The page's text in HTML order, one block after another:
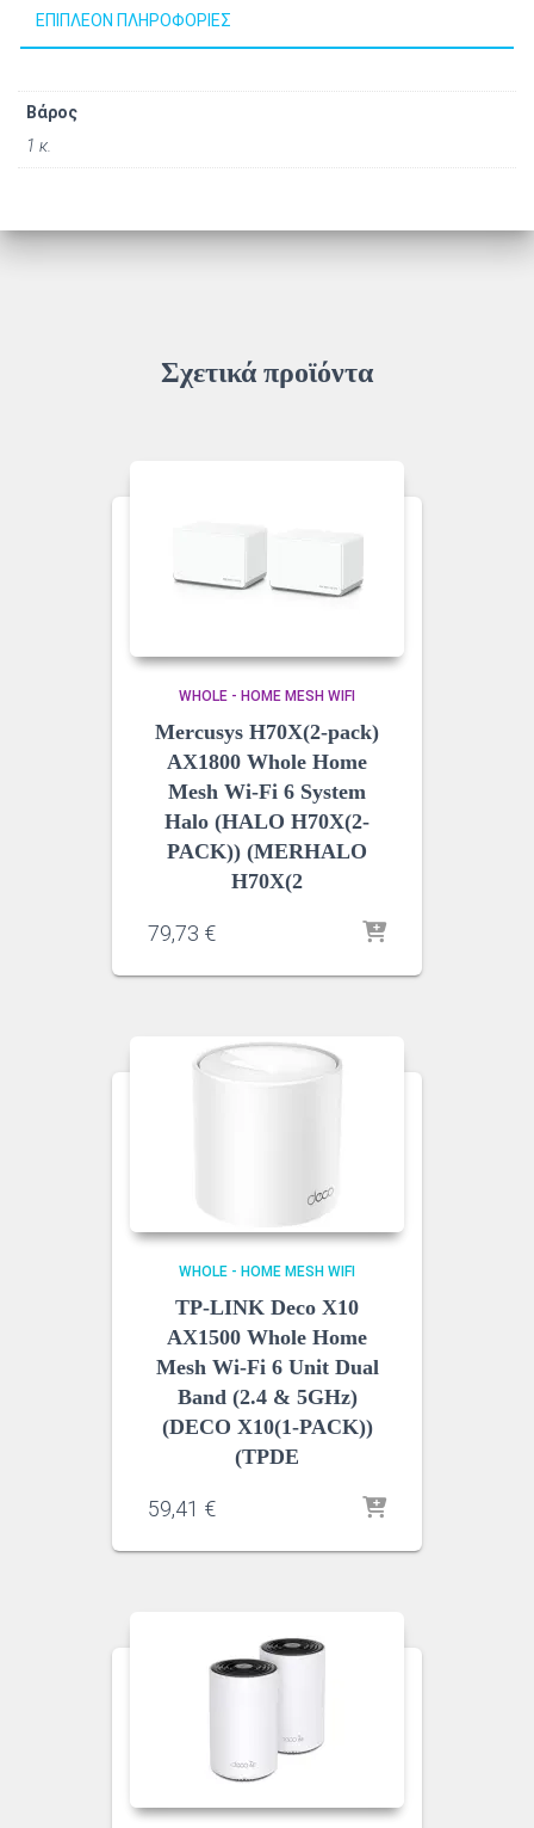
ΕΠΙΠΛΈΟΝ ΠΛΗΡΟΦΟΡΊΕΣ
Βάρος
1 κ.
Σχετικά προϊόντα
WHOLE - HOME MESH WIFI
Mercusys H70X(2-pack)
AX1800 Whole Home
Mesh Wi-Fi 6 System
Halo (HALO H70X(2-
PACK)) (MERHALO
H70X(2
79,73 €
WHOLE - HOME MESH WIFI
TP-LINK Deco X10
AX1500 Whole Home
Mesh Wi-Fi 6 Unit Dual
Band (2.4 & 5GHz)
(DECO X10(1-PACK))
(TPDE
59,41 €